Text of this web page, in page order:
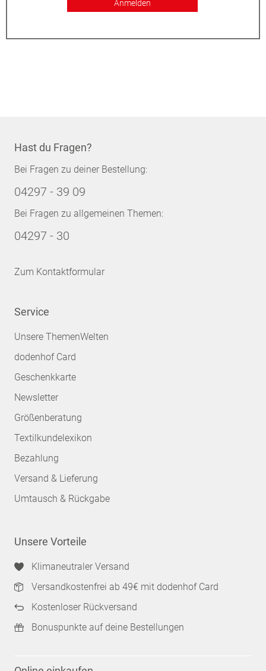
Anmelden
Hast du Fragen?
Bei Fragen zu deiner Bestellung:
04297 - 39 09
Bei Fragen zu allgemeinen Themen:
04297 - 30
Zum Kontaktformular
Service
Unsere ThemenWelten
dodenhof Card
Geschenkkarte
Newsletter
Größenberatung
Textilkundelexikon
Bezahlung
Versand & Lieferung
Umtausch & Rückgabe
Unsere Vorteile
Klimaneutraler Versand
Versandkostenfrei ab 49€ mit dodenhof Card
Kostenloser Rückversand
Bonuspunkte auf deine Bestellungen